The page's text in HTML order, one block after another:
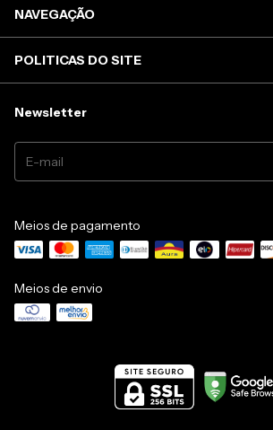
NAVEGAÇÃO
POLITICAS DO SITE
Newsletter
Meios de pagamento
Meios de envio